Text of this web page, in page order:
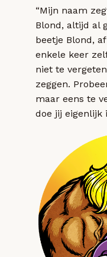
“Mijn naam
Blond, altijd al
beetje Blond,
enkele keer
niet te
zeggen.
maar eens te
doe jij eigenlijk